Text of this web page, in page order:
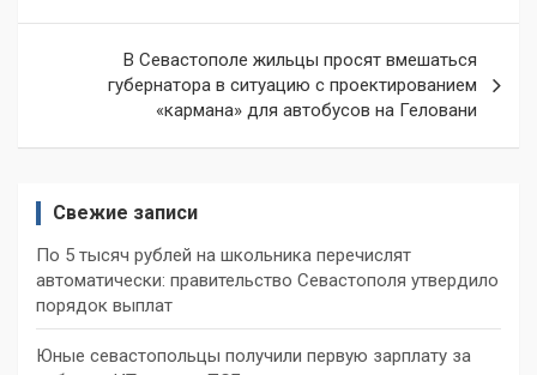
записям
В Севастополе жильцы просят вмешаться
губернатора в ситуацию с проектированием
«кармана» для автобусов на Геловани
Свежие записи
По 5 тысяч рублей на школьника перечислят
автоматически: правительство Севастополя утвердило
порядок выплат
Юные севастопольцы получили первую зарплату за